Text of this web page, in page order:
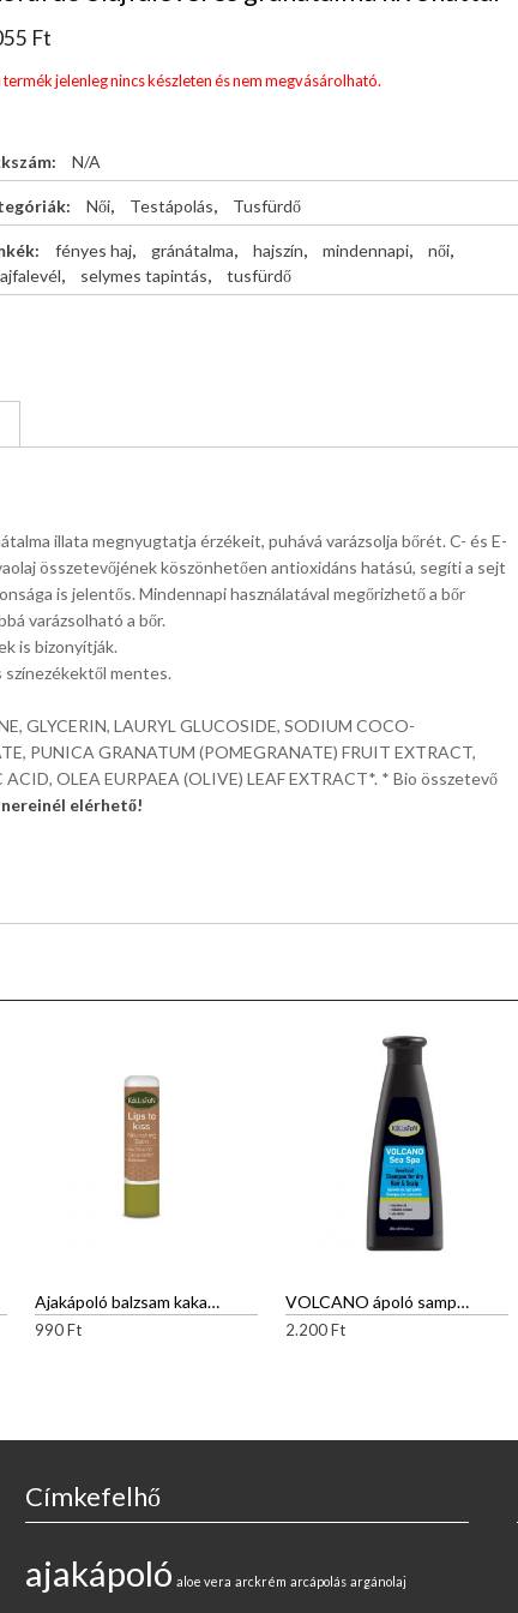
Ft
termék jelenleg nincs készleten és nem megvásárolható.
N/A
Női, Testápolás, Tusfürdő
fényes haj, gránátalma, hajszín, mindennapi, női,
, selymes tapintás, tusfürdő
illata megnyugtatja érzékeit, puhává varázsolja bőrét. C- és E-
összetevőjének köszönhetően antioxidáns hatású, segíti a sejt
is jelentős. Mindennapi használatával megőrizhető a bőr
varázsolható a bőr.
is bizonyítják.
mentes.
GLYCERIN, LAURYL GLUCOSIDE, SODIUM COCO-
PUNICA GRANATUM (POMEGRANATE) FRUIT EXTRACT,
OLEA EURPAEA (OLIVE) LEAF EXTRACT*. * Bio összetevő
elérhető!
Ajakápoló balzsam kakaóvajjal
990Ft
VOLCANO ápoló sampon száraz, töredezett hajra
2.200Ft
Címkefelhő
ajakápoló aloe vera arckrém arcápolás argánolaj